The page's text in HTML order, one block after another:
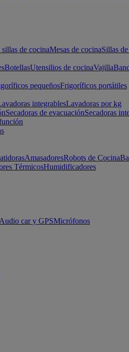
de cocinaMesas de cocinaSillas
BotellasUtensilios de cocinaVajilla
pequeñosFrigoríficos portátiles
integrablesLavadoras por kg
Secadoras de evacuaciónSecadoras
AmasadoresRobots de Cocina
TérmicosHumidificadores
Audio car y GPSMicrófonos